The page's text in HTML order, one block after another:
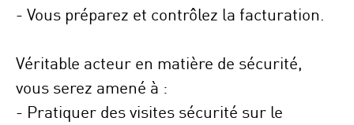
- Vous préparez et contrôlez la facturation.
Véritable acteur en matière de sécurité,
vous serez amené à :
- Pratiquer des visites sécurité sur le